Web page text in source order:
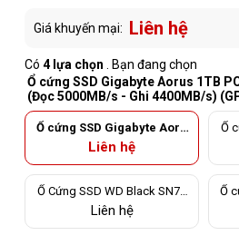
Giá khuyến mại: Liên hệ
Có 4 lựa chọn
. Bạn đang chọn
Ổ cứng SSD Gigabyte Aorus 1TB
(Đọc 5000MB/s - Ghi 4400MB/s)
Ổ cứng SSD Gigabyte Aoru
s 1TB PCIe Gen4 x4 NVMe
M.2 (Đọc 5000MB/s - Ghi 44
00MB/s) (GP-ASM2NE6100
Liên hệ
Ổ
1
4
Ổ Cứng SSD WD Black SN75
0 1TB M.2 2280 PCIe NVMe 3x
4 (Đọc 3470MB/s - Ghi 3000M
B/s)
Liên hệ
Ổ
s)